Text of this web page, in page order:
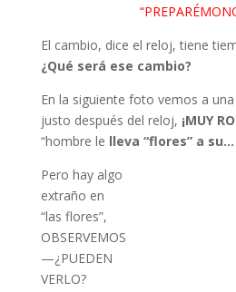
El cambio, dice el reloj, tiene
¿Qué será ese cambio?
En la siguiente foto vemos a
justo después del reloj, ¡MUY
“hombre le lleva “flores” a su…
Pero hay algo
extraño en
“las flores”,
OBSERVEMOS
—¿PUEDEN
VERLO?